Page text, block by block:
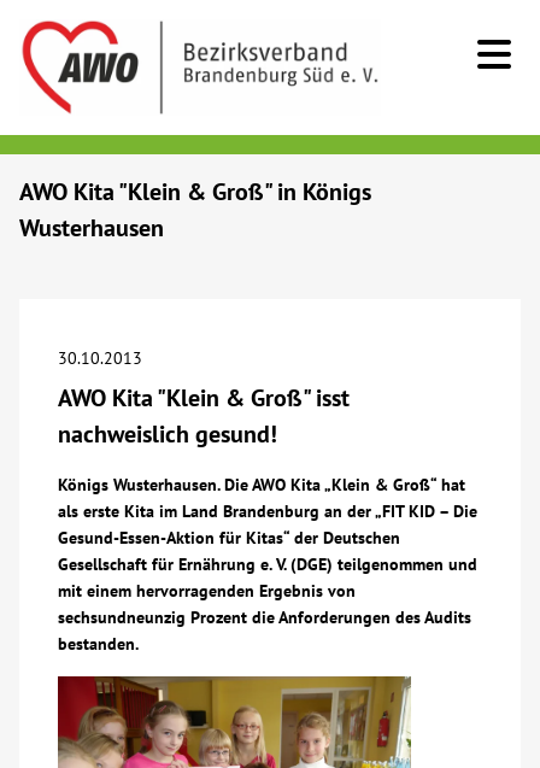
Senioren
Begegnung
Bildung
Über uns
Veranstaltungen
Spenden
AWO Kita "Klein & Groß" in Königs
Wusterhausen
30.10.2013
AWO Kita "Klein & Groß" isst
nachweislich gesund!
Königs Wusterhausen. Die AWO Kita „Klein & Groß“ hat
als erste Kita im Land Brandenburg an der „FIT KID – Die
Gesund-Essen-Aktion für Kitas“ der Deutschen
Gesellschaft für Ernährung e. V. (DGE) teilgenommen und
mit einem hervorragenden Ergebnis von
sechsundneunzig Prozent die Anforderungen des Audits
bestanden.